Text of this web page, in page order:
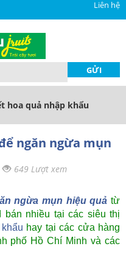
Liên hệ
hoa quả nhập khẩu
ngăn ngừa mụn
649 Lượt xem
ngừa mụn hiệu quả từ
nhiều tại các siêu thị
hay tại các cửa hàng
phố Hồ Chí Minh và các